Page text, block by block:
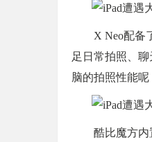
X Neo配备
足日常拍照、
脑的拍照性能呢
酷比魔方内